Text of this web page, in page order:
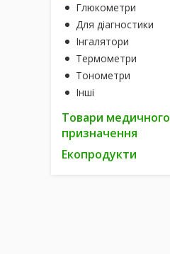
Глюкометри
Для діагностики
Інгалятори
Термометри
Тонометри
Інші
Товари медичного
призначення
Екопродукти